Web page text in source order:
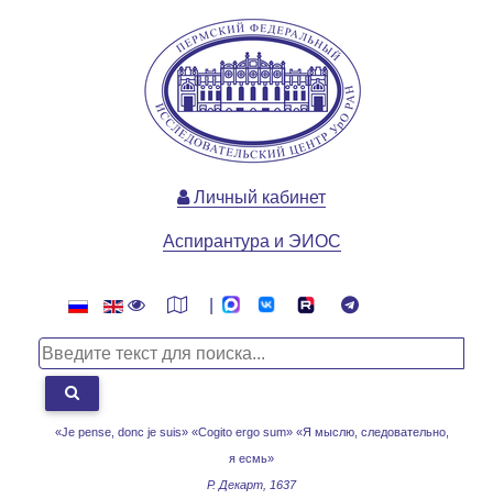
«Je pense, donc je suis» «Cogito ergo sum» «Я мыслю, следовательно,
я есмь»
Р. Декарт, 1637
Личный кабинет
Аспирантура и ЭИОС